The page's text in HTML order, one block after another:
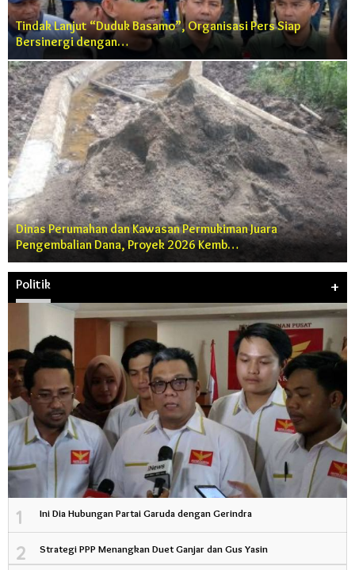
Tindak Lanjut “Duduk Basamo”, Organisasi Pers Siap
Bersinergi dengan…
Dinas Perumahan dan Kawasan Permukiman Juara
Pengembalian Dana, Proyek 2026 Kemb…
Politik +
1 Ini Dia Hubungan Partai Garuda dengan Gerindra
2 Strategi PPP Menangkan Duet Ganjar dan Gus Yasin